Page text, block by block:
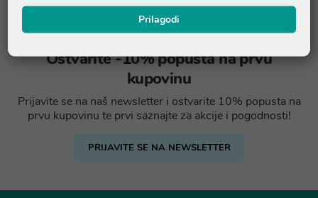
Ostvarite -10% popusta na prvu
kupovinu
Prijavite se na naš newsletter i ostvarite 10% popusta na
prvu kupovinu te prvi saznajte za akcije i pogodnosti!
PRIJAVITE SE NA NEWSLETTER
Prilagodi